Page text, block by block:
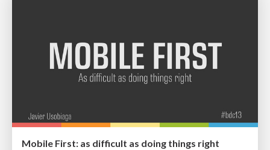
Mobile First: as difficult as doing things right